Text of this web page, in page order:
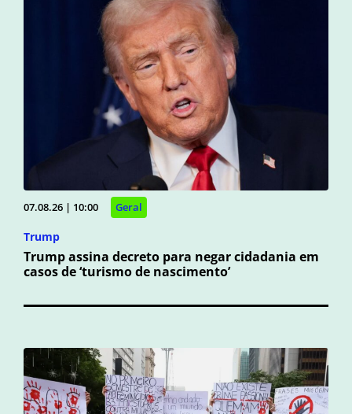
07.08.26 | 10:00 Geral
Trump
Trump assina decreto para negar cidadania em
casos de ‘turismo de nascimento’